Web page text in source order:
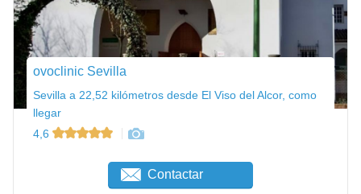
ovoclinic Sevilla
Sevilla a 22,52 kilómetros desde El Viso del Alcor, como
llegar
4,6
Contactar